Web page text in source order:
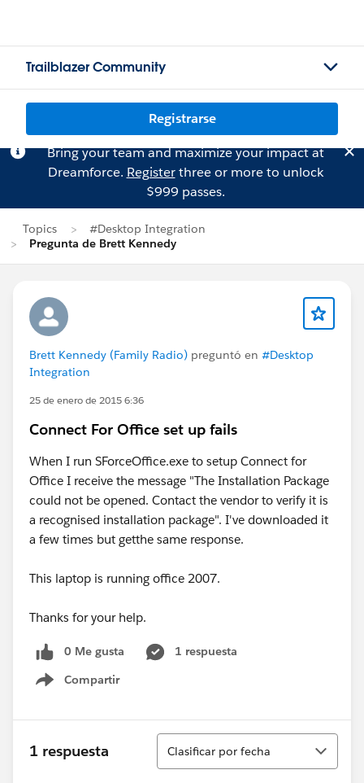
Trailblazer Community
Registrarse
Bring your team and maximize your impact at
Dreamforce. Registerthree or more to unlock
$999 passes.
Topics
#Desktop Integration
Pregunta de Brett Kennedy
Brett Kennedy (Family Radio) preguntó en #Desktop
Integration
25 de enero de 2015 6:36
Connect For Office set up fails
When I run SForceOffice.exe to setup Connect for
Office I receive the message "The Installation Package
could not be opened. Contact the vendor to verify it is
a recognised installation package". I've downloaded it
a few times but getthe same response.
This laptop is running office 2007.
Thanks for your help.
0 Me gusta
1 respuesta
Compartir
Show menu
1 respuesta
Ordenar
Clasificar por fecha